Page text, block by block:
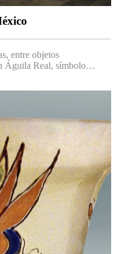
entre objetos
Águila Real, símbolo…